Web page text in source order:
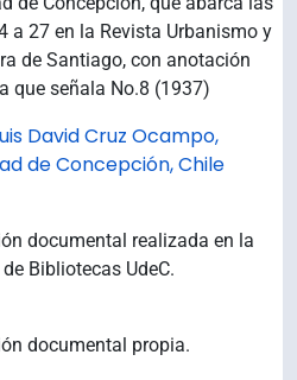
a 27 en la Revista Urbanismo y
de Santiago, con anotación
que señala No.8 (1937)
David Cruz Ocampo,
de Concepción, Chile
documental realizada en la
Bibliotecas UdeC.
documental propia.